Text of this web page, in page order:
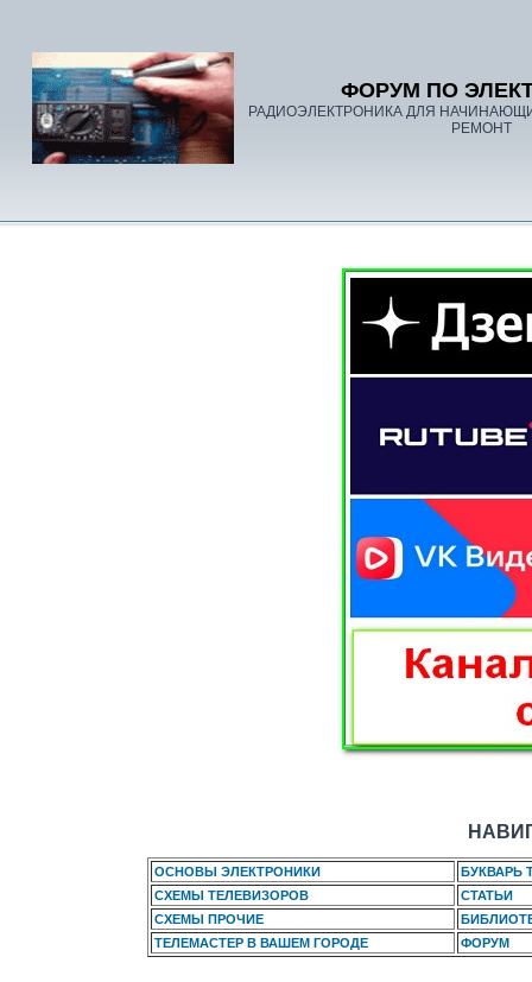
ФОРУМ ПО
РАДИОЭЛЕКТРОНИКА ДЛЯ
РЕМОНТ
ОСНОВЫ ЭЛЕКТРОНИКИ
БУКВАРЬ
СХЕМЫ ТЕЛЕВИЗОРОВ
СТАТЬИ
СХЕМЫ ПРОЧИЕ
ТЕЛЕМАСТЕР В ВАШЕМ ГОРОДЕ
ФОРУМ